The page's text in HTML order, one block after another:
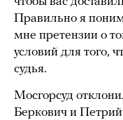
Правильно я
мне претензии о
условий для того,
судья.
Мосгорсуд
Беркович и